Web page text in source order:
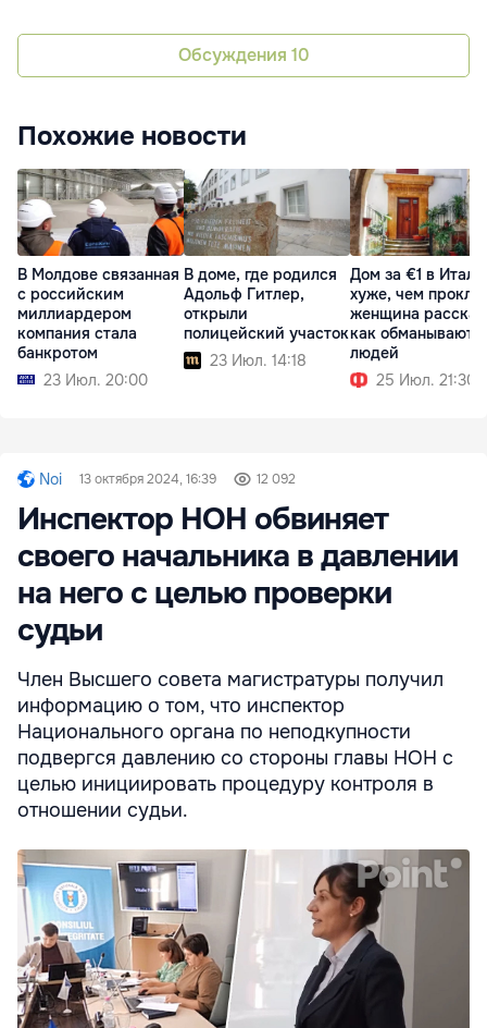
Обсуждения 10
Похожие новости
В Молдове связанная
с российским
миллиардером
компания стала
банкротом
23 Июл. 20:00
В доме, где родился
Адольф Гитлер,
открыли
полицейский участок
23 Июл. 14:18
Дом за €1 в
хуже, чем
женщина
как обманывают
людей
25 Июл. 21:30
Noi 13 октября 2024, 16:39 12 092
Инспектор НОН обвиняет
своего начальника в давлении
на него с целью проверки
судьи
Член Высшего совета магистратуры получил
информацию о том, что инспектор
Национального органа по неподкупности
подвергся давлению со стороны главы НОН с
целью инициировать процедуру контроля в
отношении судьи.